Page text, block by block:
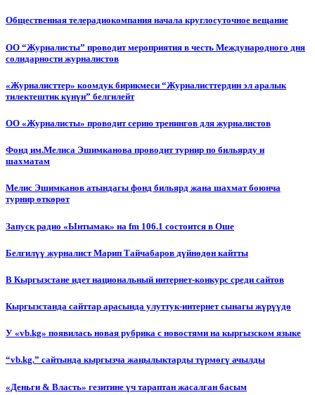
Общественная телерадиокомпания начала круглосуточное вещание
ОО “Журналисты” проводит мероприятия в честь Международного дня
солидарности журналистов
«Журналисттер» коомдук бирикмеси “Журналисттердин эл аралык
тилектештик күнүн” белгилейт
ОО «Журналисты» проводит серию тренингов для журналистов
Фонд им.Мелиса Эшимканова проводит турнир по бильярду и
шахматам
Мелис Эшимканов атындагы фонд бильярд жана шахмат боюнча
турнир өткөрөт
Запуск радио «Ынтымак» на fm 106.1 состоится в Оше
Белгилүү журналист Марип Тайчабаров дүйнөдөн кайтты
В Кыргызстане идет национальный интернет-конкурс среди сайтов
Кыргызстанда сайттар арасында улуттук-интернет сынагы жүрүүдө
У «vb.kg» появилась новая рубрика с новостями на кыргызском языке
“vb.kg.” сайтында кыргызча жаңылыктарды түрмөгү ачылды
«Деньги & Власть» гезитине үч тараптан жасалган басым